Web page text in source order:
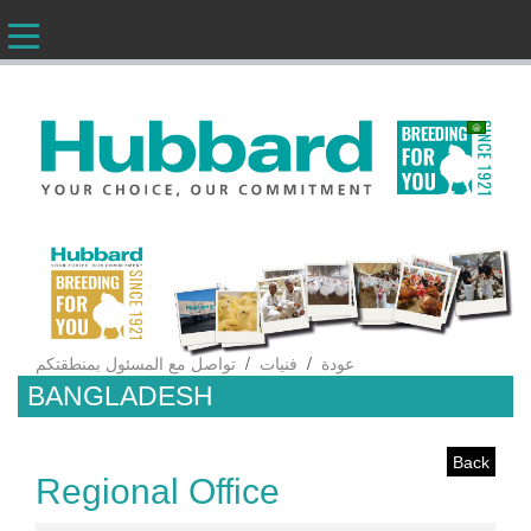
AR
عودة / فنيات / تواصل مع المسئول بمنطقتكم
BANGLADESH
Back
Regional Office